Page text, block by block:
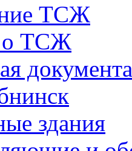
ТСЖ
о ТСЖ
здания